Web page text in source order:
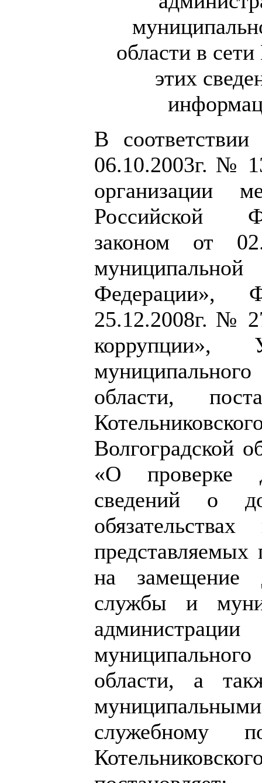
области в
этих
В
06.10.2003г. №
организации
Российской
законом от
Федерации»,
25.12.2008г. №
коррупции»,
области,
Волгоградской
«О проверке
сведений о
на замещение
службы и
области, а
служебному